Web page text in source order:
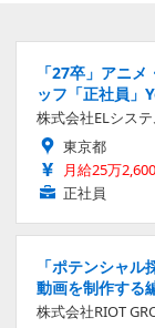
「27卒」アニ
ッフ「正社員」
株式会社ELシス
東京都
月給25万
正社員
「ポテンシャ
動画を制作する
株式会社RIOT